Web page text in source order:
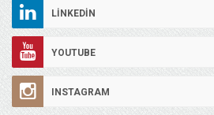
LINKEDIN
YOUTUBE
INSTAGRAM